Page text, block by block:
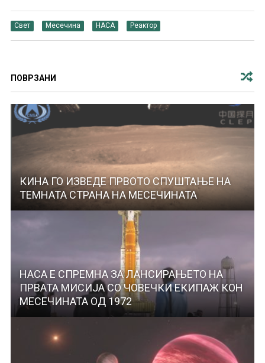
Свет Месечина НАСА Реактор
ПОВРЗАНИ
КИНА ГО ИЗВЕДЕ ПРВОТО СПУШТАЊЕ НА
ТЕМНАТА СТРАНА НА МЕСЕЧИНАТА
НАСА Е СПРЕМНА ЗА ЛАНСИРАЊЕТО НА
ПРВАТА МИСИЈА СО ЧОВЕЧКИ ЕКИПАЖ КОН
МЕСЕЧИНАТА ОД 1972